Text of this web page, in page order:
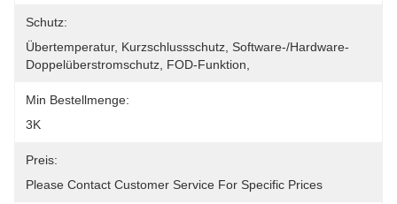
Schutz:
Übertemperatur, Kurzschlussschutz, Software-/Hardware-
Doppelüberstromschutz, FOD-Funktion,
Min Bestellmenge:
3K
Preis:
Please Contact Customer Service For Specific Prices